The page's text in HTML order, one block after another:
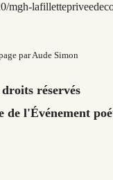
mgh-
par Aude Simon
réservés
de l'Événement